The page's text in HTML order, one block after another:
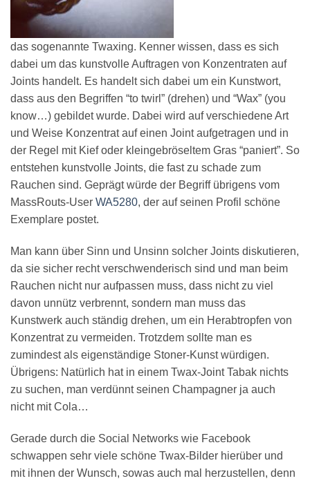
das sogenannte Twaxing. Kenner wissen, dass es sich
dabei um das kunstvolle Auftragen von Konzentraten auf
Joints handelt. Es handelt sich dabei um ein Kunstwort,
dass aus den Begriffen “to twirl” (drehen) und “Wax” (you
know…) gebildet wurde. Dabei wird auf verschiedene Art
und Weise Konzentrat auf einen Joint aufgetragen und in
der Regel mit Kief oder kleingebröseltem Gras “paniert”. So
entstehen kunstvolle Joints, die fast zu schade zum
Rauchen sind. Geprägt würde der Begriff übrigens vom
MassRouts-User WA5280, der auf seinen Profil schöne
Exemplare postet.
Man kann über Sinn und Unsinn solcher Joints diskutieren,
da sie sicher recht verschwenderisch sind und man beim
Rauchen nicht nur aufpassen muss, dass nicht zu viel
davon unnütz verbrennt, sondern man muss das
Kunstwerk auch ständig drehen, um ein Herabtropfen von
Konzentrat zu vermeiden. Trotzdem sollte man es
zumindest als eigenständige Stoner-Kunst würdigen.
Übrigens: Natürlich hat in einem Twax-Joint Tabak nichts
zu suchen, man verdünnt seinen Champagner ja auch
nicht mit Cola…
Gerade durch die Social Networks wie Facebook
schwappen sehr viele schöne Twax-Bilder hierüber und
mit ihnen der Wunsch, sowas auch mal herzustellen, denn